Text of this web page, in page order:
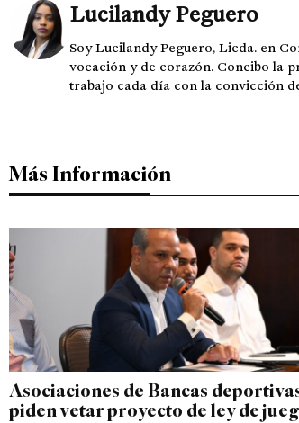
Lucilandy Peguero
Soy Lucilandy Peguero, Licda. en
vocación y de corazón. Concibo la
trabajo cada día con la convicción
Más Información
Asociaciones de Bancas
piden vetar proyecto de ley de